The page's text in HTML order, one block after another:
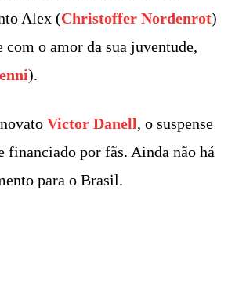
Alex (Christoffer Nordenrot)
com o amor da sua juventude,
).
Victor Danell, o suspense
financiado por fãs. Ainda não há
para o Brasil.